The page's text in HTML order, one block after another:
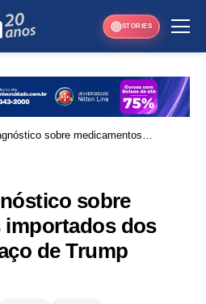
STORIES
sobre medicamentos
sobre
importados dos
de Trump